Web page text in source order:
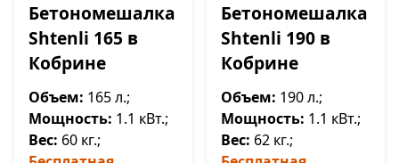
Бетономешалка
Shtenli 165 в
Кобрине
Объем: 165 л.;
Мощность: 1.1 кВт.;
Вес: 60 кг.;
Бетономешалка
Shtenli 190 в
Кобрине
Объем: 190 л.;
Мощность: 1.1 кВт.;
Вес: 62 кг.;